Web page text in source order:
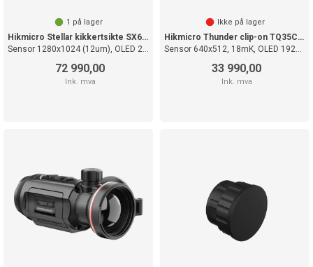
1 på lager
Hikmicro Stellar kikkertsikte SX60L 3.0
Sensor 1280x1024 (12um), OLED 2560x2560
72 990,00
Ink. mva
Ikke på lager
Hikmicro Thunder clip-on TQ35C 3.0
Sensor 640x512, 18mK, OLED 1920x1080
33 990,00
Ink. mva